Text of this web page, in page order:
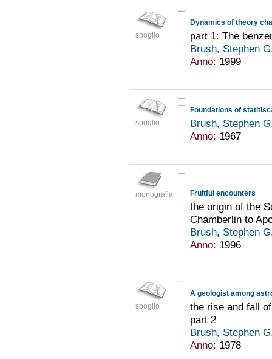
spoglio
Dynamics of theory
part 1: The
Brush, Stephen
Anno: 1999
spoglio
Foundations of
Brush, Stephen
Anno: 1967
monografia Fruitful encounters
the origin of the
Chamberlin to
Brush, Stephen
Anno: 1996
spoglio
A geologist among
the rise and fall
part 2
Brush, Stephen
Anno: 1978